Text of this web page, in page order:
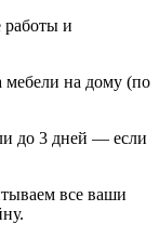
и
мебели на дому (по
до 3 дней — если
все ваши